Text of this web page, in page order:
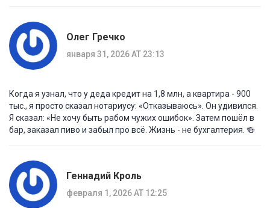
Олег Гречко
января 31, 2026 AT 23:13
Когда я узнал, что у деда кредит на 1,8 млн, а квартира - 900
тыс., я просто сказал нотариусу: «Отказываюсь». Он удивился.
Я сказал: «Не хочу быть рабом чужих ошибок». Затем пошёл в
бар, заказал пиво и забыл про всё. Жизнь - не бухгалтерия. 🍻
Геннадий Кроль
февраля 1, 2026 AT 12:25